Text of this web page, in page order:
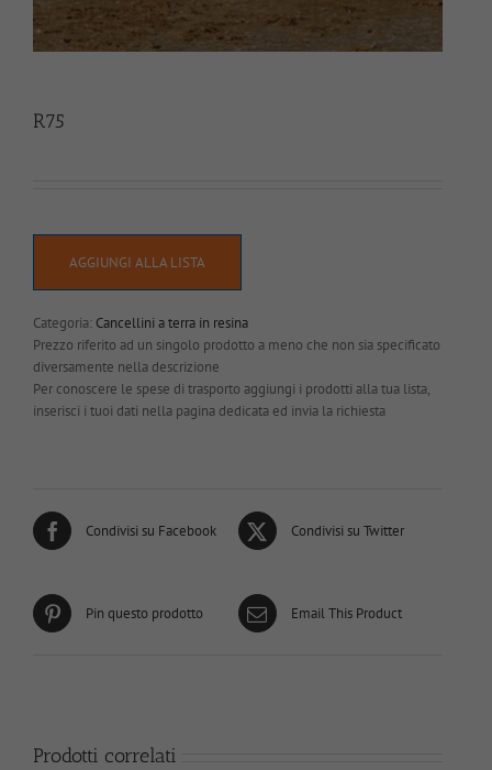
R75
AGGIUNGI ALLA LISTA
Categoria: Cancellini a terra in resina
Prezzo riferito ad un singolo prodotto a meno che non sia specificato
diversamente nella descrizione
Per conoscere le spese di trasporto aggiungi i prodotti alla tua lista,
inserisci i tuoi dati nella pagina dedicata ed invia la richiesta
Condivisi su Facebook Condivisi su Twitter
Pin questo prodotto Email This Product
Prodotti correlati